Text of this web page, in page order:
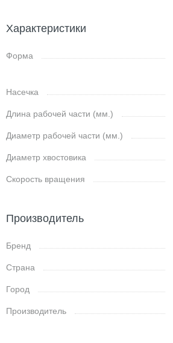
Характеристики
Форма
Насечка
Длина рабочей части (мм.)
Диаметр рабочей части (мм.)
Диаметр хвостовика
Скорость вращения
Производитель
Бренд
Страна
Город
Производитель